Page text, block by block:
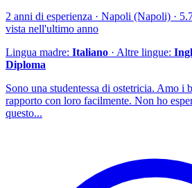
2 anni di esperienza · Napoli (Napoli) ·
vista nell'ultimo anno
Lingua madre: Italiano · Altre lingue:
Diploma
Sono una studentessa di ostetricia. Amo i
rapporto con loro facilmente. Non ho
questo...